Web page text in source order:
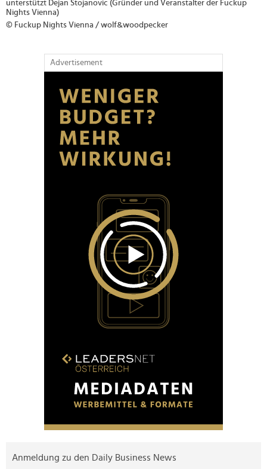
unterstützt Dejan Stojanovic (Gründer und Veranstalter der Fuckup
Nights Vienna)
© Fuckup Nights Vienna / wolf&woodpecker
Advertisement
Anmeldung zu den Daily Business News